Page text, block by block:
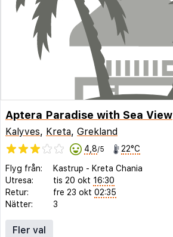
Aptera Paradise with Sea View
Kalyves, Kreta, Grekland
4,8/5 22°C
Flyg från: Kastrup - Kreta Chania
Utresa:
tis 20 okt 16:30
Retur:
fre 23 okt 02:35
Nätter:
3
Fler val